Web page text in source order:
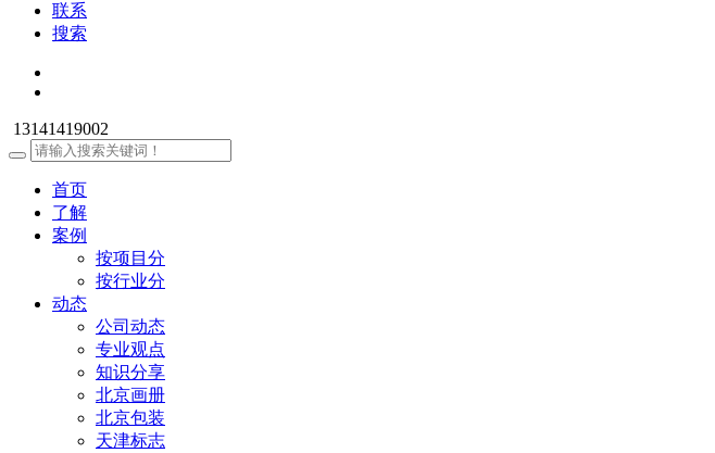
联系
搜索
13141419002
首页
了解
案例
按项目分
按行业分
动态
公司动态
专业观点
知识分享
北京画册
北京包装
天津标志